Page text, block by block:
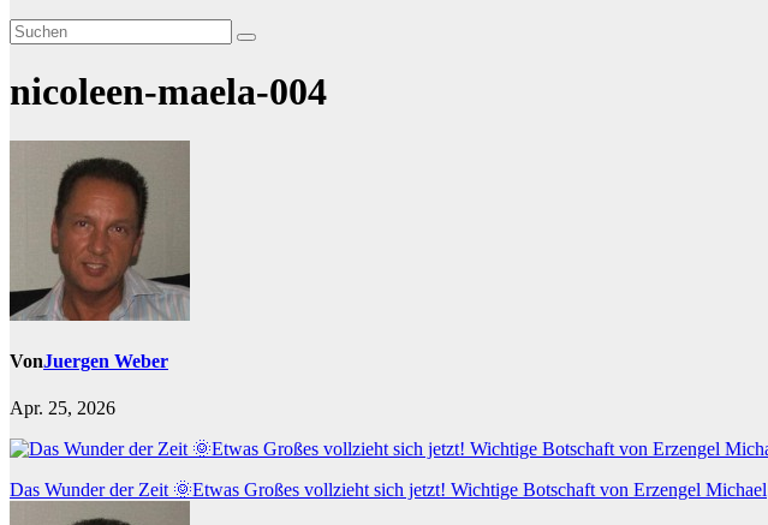
nicoleen-maela-004
VonJuergen Weber
Apr. 25, 2026
Beitragsnavigation
Das Wunder der Zeit 🌞Etwas Großes vollzieht sich jetzt! Wichtige Botschaft von Erzengel Michael